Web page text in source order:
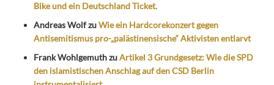
Bike und ein Deutschland Ticket.
Andreas WolfzuWie ein Hardcorekonzert gegen
Antisemitismus pro-„palästinensische“ Aktivisten entlarvt
Frank WohlgemuthzuArtikel 3 Grundgesetz: Wie die SPD
den islamistischen Anschlag auf den CSD Berlin